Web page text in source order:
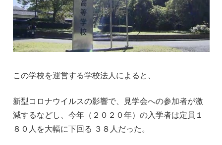
この学校を運営する学校法人によると、
新型コロナウイルスの影響で、見学会への参加者が激
減するなどし、今年（２０２０年）の入学者は定員１
８０人を大幅に下回る ３８人だった。